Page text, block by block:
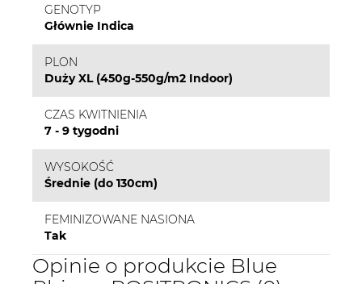
GENOTYP
Głównie Indica
PLON
Duży XL (450g-550g/m2 Indoor)
CZAS KWITNIENIA
7 - 9 tygodni
WYSOKOŚĆ
Średnie (do 130cm)
FEMINIZOWANE NASIONA
Tak
Opinie o produkcie Blue